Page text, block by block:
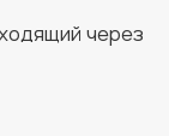
через